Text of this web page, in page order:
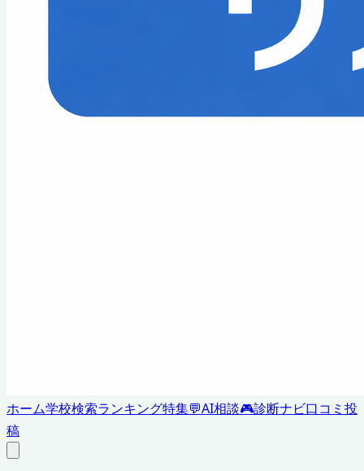
ホーム学校検索ランキング特集💬AI相談🎮診断ナビ口コミ投
稿